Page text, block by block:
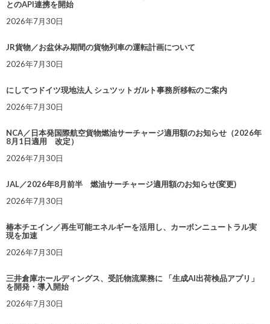
とのAPI連携を開始
2026年7月30日
JR貨物／お盆休み期間の貨物列車の運転計画について
2026年7月30日
にしてつドイツ現地法人 シュツットガルト事務所移転のご案内
2026年7月30日
NCA／日本発国際航空貨物燃油サーチャージ適用額のお知らせ（2026年
8月1日適用 改定）
2026年7月30日
JAL／2026年8月前半 燃油サーチャージ適用額のお知らせ(変更)
2026年7月30日
椿本チエイン／再生可能エネルギーを活用し、カーボンニュートラル実
現を加速
2026年7月30日
三井倉庫ホールディングス、受託物流業務に 「生成AI出荷検品アプリ」
を開発・導入開始
2026年7月30日